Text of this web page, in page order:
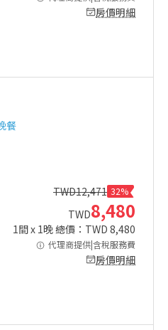
房價明細
餐
TWD12,471 32%
TWD8,480
1間 x 1晚 總價：TWD 8,480
代理商提供|含稅服務費
房價明細